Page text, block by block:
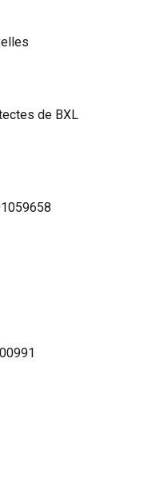
de BXL